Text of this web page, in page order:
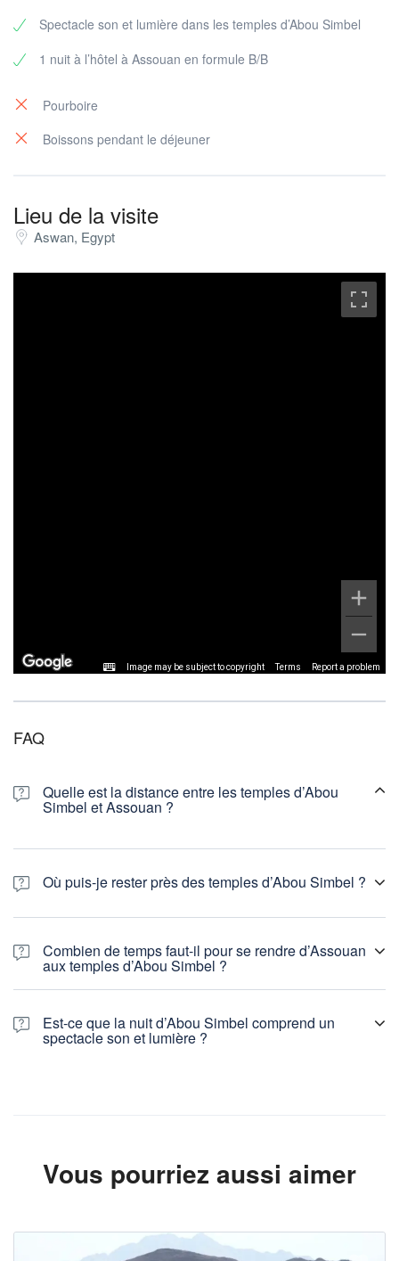
Spectacle son et lumière dans les temples d’Abou Simbel
1 nuit à l’hôtel à Assouan en formule B/B
Pourboire
Boissons pendant le déjeuner
Lieu de la visite
Aswan, Egypt
Image may be subject to copyright Terms Report a problem
FAQ
Quelle est la distance entre les temples d’Abou
Simbel et Assouan ?
Où puis-je rester près des temples d’Abou Simbel ?
Combien de temps faut-il pour se rendre d’Assouan
aux temples d’Abou Simbel ?
Est-ce que la nuit d’Abou Simbel comprend un
spectacle son et lumière ?
Vous pourriez aussi aimer